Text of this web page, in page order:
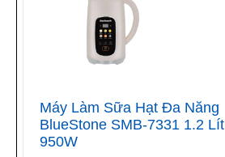
Máy Làm Sữa Hạt Đa Năng
BlueStone SMB-7331 1.2 Lít
950W